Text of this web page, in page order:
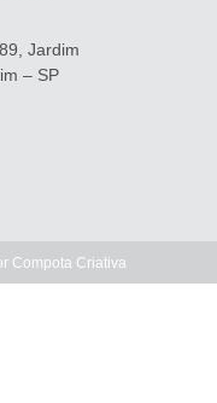
Jardim
– SP
Compota Criativa